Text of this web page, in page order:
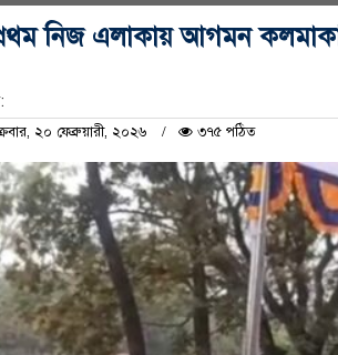
প্রথম নিজ এলাকায় আগমন
২০ ফেব্রুয়ারী, ২০২৬ ৩৭৫ পঠিত